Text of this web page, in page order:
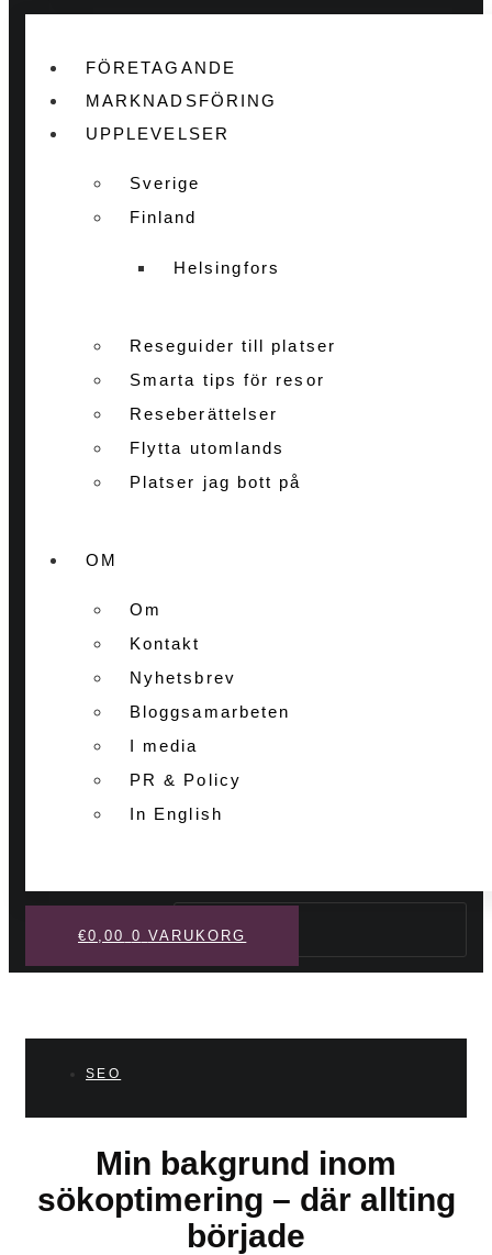
FÖRETAGANDE
MARKNADSFÖRING
UPPLEVELSER
Sverige
Finland
Helsingfors
Reseguider till platser
Smarta tips för resor
Reseberättelser
Flytta utomlands
Platser jag bott på
OM
Om
Kontakt
Nyhetsbrev
Bloggsamarbeten
I media
PR & Policy
In English
Sök
€0,00 0 VARUKORG
SEO
Min bakgrund inom
sökoptimering – där allting
började